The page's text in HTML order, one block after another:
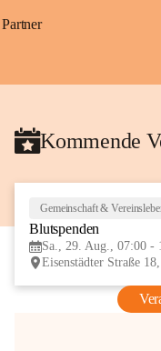
Partner
Kommende
Gemeinschaft &
Blutspenden
Sa., 29. Aug., 07:00 -